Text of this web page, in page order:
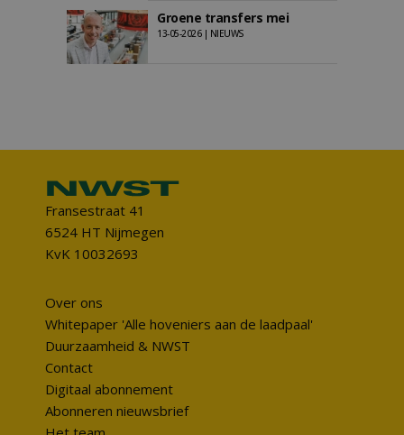
Groene transfers mei
13-05-2026 | NIEUWS
Fransestraat 41
6524 HT Nijmegen
KvK 10032693
Over ons
Whitepaper 'Alle hoveniers aan de laadpaal'
Duurzaamheid & NWST
Contact
Digitaal abonnement
Abonneren nieuwsbrief